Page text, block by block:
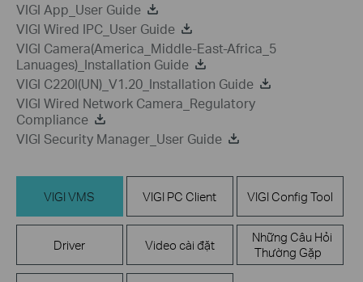
VIGI App_User Guide
VIGI Wired IPC_User Guide
VIGI Camera(America_Middle-East-Africa_5
Lanuages)_Installation Guide
VIGI C220I(UN)_V1.20_Installation Guide
VIGI Wired Network Camera_Regulatory
Compliance
VIGI Security Manager_User Guide
VIGI VMS VIGI PC Client VIGI Config Tool
Driver Video cài đặt
Những Câu Hỏi
Thường Gặp